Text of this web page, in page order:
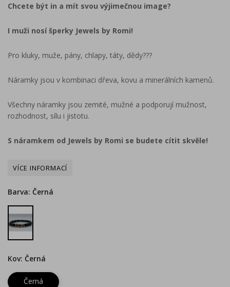
Chcete být in a mít svou výjimečnou image?
I muži nosí šperky Jewels by Romi!
Pro kluky, muže, pány, chlapy, táty, dědy???
Náramky jsou v kombinaci dřeva, kovu a minerálních kamenů.
Všechny náramky jsou zemité, mužné a podporují mužnost,
rozhodnost, sílu i jistotu.
S náramkem od Jewels by Romi se budete cítit skvěle!
Barva: Černá
Černá
Kov: Černá
Černá